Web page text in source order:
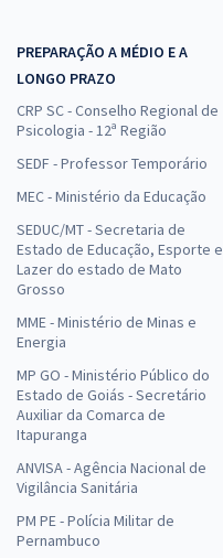
PREPARAÇÃO A MÉDIO E A
LONGO PRAZO
CRP SC - Conselho Regional de
Psicologia - 12ª Região
SEDF - Professor Temporário
MEC - Ministério da Educação
SEDUC/MT - Secretaria de
Estado de Educação, Esporte e
Lazer do estado de Mato
Grosso
MME - Ministério de Minas e
Energia
MP GO - Ministério Público do
Estado de Goiás - Secretário
Auxiliar da Comarca de
Itapuranga
ANVISA - Agência Nacional de
Vigilância Sanitária
PM PE - Polícia Militar de
Pernambuco